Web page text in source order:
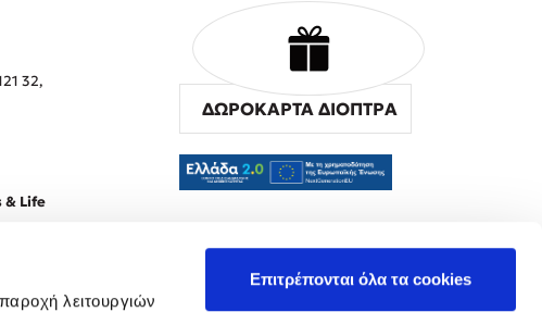
λειτουργιών
Επιτρέπονται όλα τα cookies
32,
& Life
ΔΩΡΟΚΑΡΤΑ ΔΙΟΠΤΡΑ